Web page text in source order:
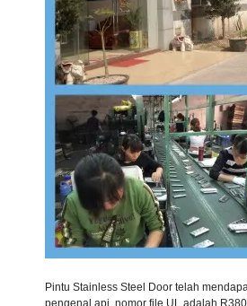
Pintu Stainless Steel Door telah
pengenal api, nomor file UL adalah